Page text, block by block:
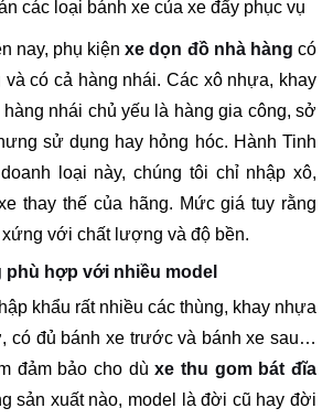
các loại bánh xe của xe đẩy phục vụ
nay, phụ kiệnxe dọn đồ nhà hàng có
có cả hàng nhái. Các xô nhựa, khay
nhái chủ yếu là hàng gia công, sở
sử dụng hay hỏng hóc. Hành Tinh
loại này, chúng tôi chỉ nhập xô,
thay thế của hãng. Mức giá tuy rằng
với chất lượng và độ bền.
phù hợp với nhiều model
khẩu rất nhiều các thùng, khay nhựa
có đủ bánh xe trước và bánh xe sau…
đảm bảo cho dùxe thu gom bát đĩa
sản xuất nào, model là đời cũ hay đời